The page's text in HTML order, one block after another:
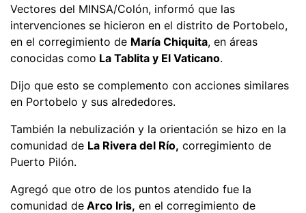
Vectores del MINSA/Colón, informó que las
intervenciones se hicieron en el distrito de Portobelo,
en el corregimiento de María Chiquita, en áreas
conocidas como La Tablita y El Vaticano.
Dijo que esto se complemento con acciones similares
en Portobelo y sus alrededores.
También la nebulización y la orientación se hizo en la
comunidad de La Rivera del Río, corregimiento de
Puerto Pilón.
Agregó que otro de los puntos atendido fue la
comunidad de Arco Iris, en el corregimiento de